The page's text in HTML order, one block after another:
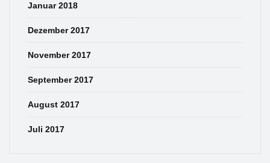
Januar 2018
Dezember 2017
November 2017
September 2017
August 2017
Juli 2017